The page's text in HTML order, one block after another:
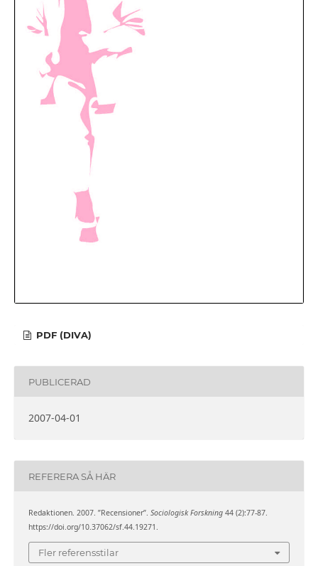
PDF (DIVA)
PUBLICERAD
2007-04-01
REFERERA SÅ HÄR
Redaktionen. 2007. ”Recensioner”. Sociologisk Forskning44 (2):77-87.
https://doi.org/10.37062/sf.44.19271.
Fler referensstilar